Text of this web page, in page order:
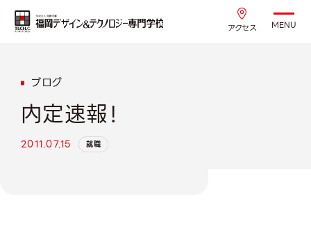
アクセス MENU
ブログ
内定速報！
2011.07.15 就職